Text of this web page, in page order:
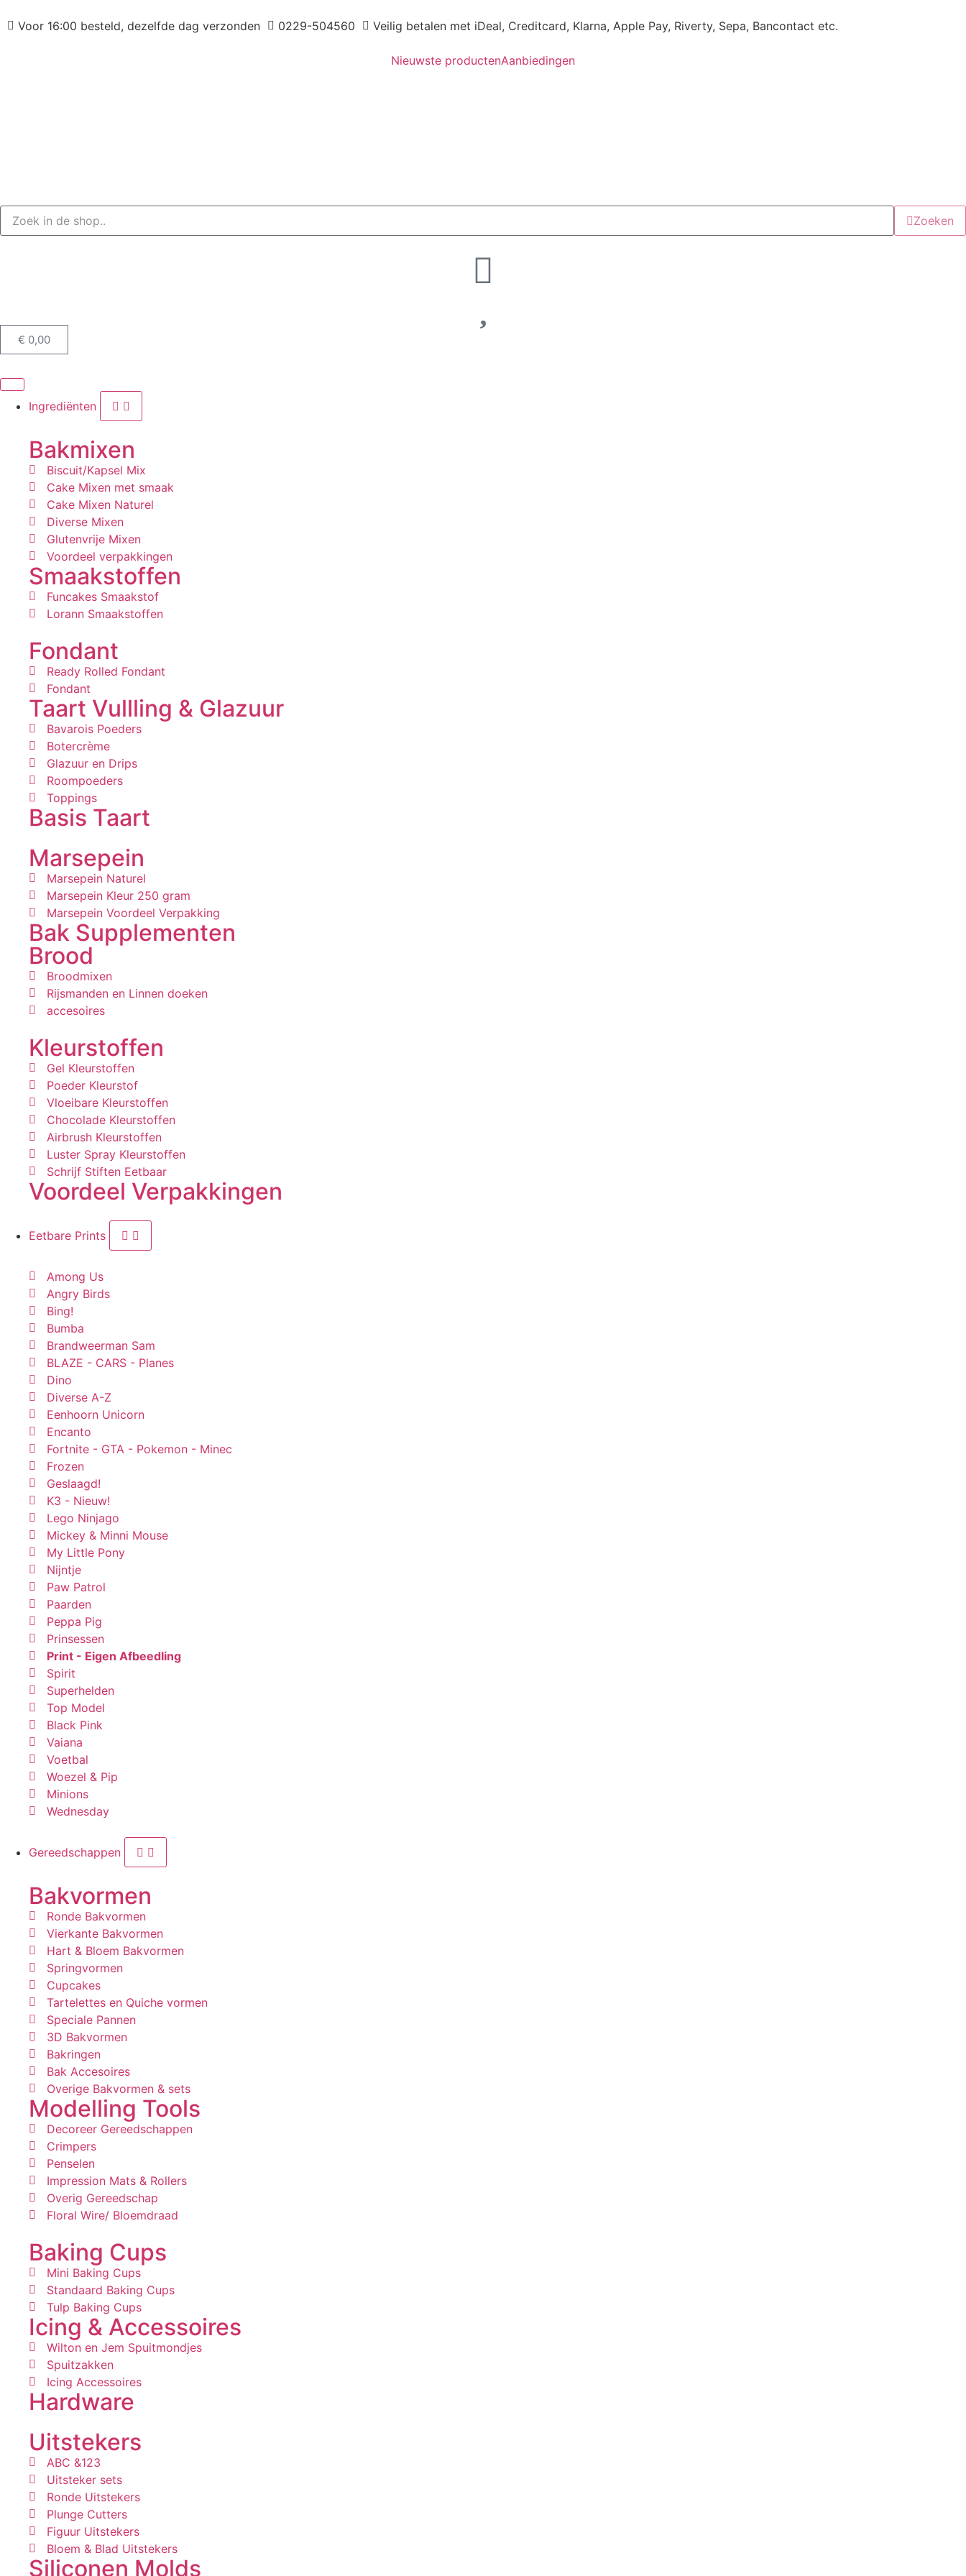
Voor 16:00 besteld, dezelfde dag verzonden 0229-504560 Veilig betalen met iDeal, Creditcard, Klarna, Apple Pay, Riverty, Sepa, Bancontact etc.
Nieuwste productenAanbiedingen
Zoeken
€ 0,00
Ingrediënten
Bakmixen
Biscuit/Kapsel Mix
Cake Mixen met smaak
Cake Mixen Naturel
Diverse Mixen
Glutenvrije Mixen
Voordeel verpakkingen
Smaakstoffen
Funcakes Smaakstof
Lorann Smaakstoffen
Fondant
Ready Rolled Fondant
Fondant
Taart Vullling & Glazuur
Bavarois Poeders
Botercrème
Glazuur en Drips
Roompoeders
Toppings
Basis Taart
Marsepein
Marsepein Naturel
Marsepein Kleur 250 gram
Marsepein Voordeel Verpakking
Bak Supplementen
Brood
Broodmixen
Rijsmanden en Linnen doeken
accesoires
Kleurstoffen
Gel Kleurstoffen
Poeder Kleurstof
Vloeibare Kleurstoffen
Chocolade Kleurstoffen
Airbrush Kleurstoffen
Luster Spray Kleurstoffen
Schrijf Stiften Eetbaar
Voordeel Verpakkingen
Eetbare Prints
Among Us
Angry Birds
Bing!
Bumba
Brandweerman Sam
BLAZE - CARS - Planes
Dino
Diverse A-Z
Eenhoorn Unicorn
Encanto
Fortnite - GTA - Pokemon - Minec
Frozen
Geslaagd!
K3 - Nieuw!
Lego Ninjago
Mickey & Minni Mouse
My Little Pony
Nijntje
Paw Patrol
Paarden
Peppa Pig
Prinsessen
Print - Eigen Afbeedling
Spirit
Superhelden
Top Model
Black Pink
Vaiana
Voetbal
Woezel & Pip
Minions
Wednesday
Gereedschappen
Bakvormen
Ronde Bakvormen
Vierkante Bakvormen
Hart & Bloem Bakvormen
Springvormen
Cupcakes
Tartelettes en Quiche vormen
Speciale Pannen
3D Bakvormen
Bakringen
Bak Accesoires
Overige Bakvormen & sets
Modelling Tools
Decoreer Gereedschappen
Crimpers
Penselen
Impression Mats & Rollers
Overig Gereedschap
Floral Wire/ Bloemdraad
Baking Cups
Mini Baking Cups
Standaard Baking Cups
Tulp Baking Cups
Icing & Accessoires
Wilton en Jem Spuitmondjes
Spuitzakken
Icing Accessoires
Hardware
Uitstekers
ABC &123
Uitsteker sets
Ronde Uitstekers
Plunge Cutters
Figuur Uitstekers
Bloem & Blad Uitstekers
Siliconen Molds